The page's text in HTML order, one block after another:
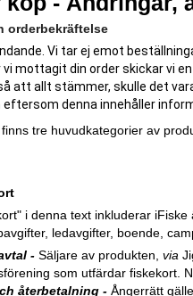
orderbekräftelse
Vi tar ej emot
vi mottagit din order skickar vi
att allt stämmer, skulle det
denna innehåller
tre huvudkategorier av
i denna text inkluderar
ledavgifter, boende,
- Säljare av produkten, via
som utfärdar fiskekort.
återbetalning - Ångerrätt